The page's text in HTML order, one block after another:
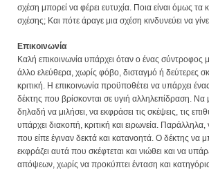
σχέση μπορεί να φέρει ευτυχία. Ποια είναι όμως τα
σχέσης; Και πότε άραγε μια σχέση κινδυνεύει να
Επικοινωνία
Καλή επικοινωνία υπάρχει όταν ο ένας σύντροφος
άλλο ελεύθερα, χωρίς φόβο, δισταγμό ή δεύτερες
κριτική. Η επικοινωνία προϋποθέτει να υπάρχει
δέκτης που βρίσκονται σε υγιή αλληλεπίδραση. Να
δηλαδή να μιλήσει, να εκφράσει τις σκέψεις, τις
υπάρχει διακοπή, κριτική και ειρωνεία. Παράλληλα,
που είπε έγιναν δεκτά και κατανοητά. Ο δέκτης να
εκφράζει αυτά που σκέφτεται και νιώθει και να
απόψεων, χωρίς να προκύπτει ένταση και